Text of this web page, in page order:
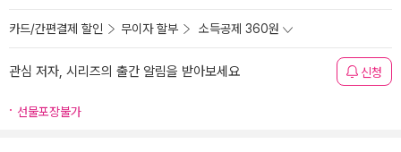
카드/간편결제 할인 무이자 할부 소득공제 360원
관심 저자, 시리즈의 출간 알림을 받아보세요 신청
선물포장불가